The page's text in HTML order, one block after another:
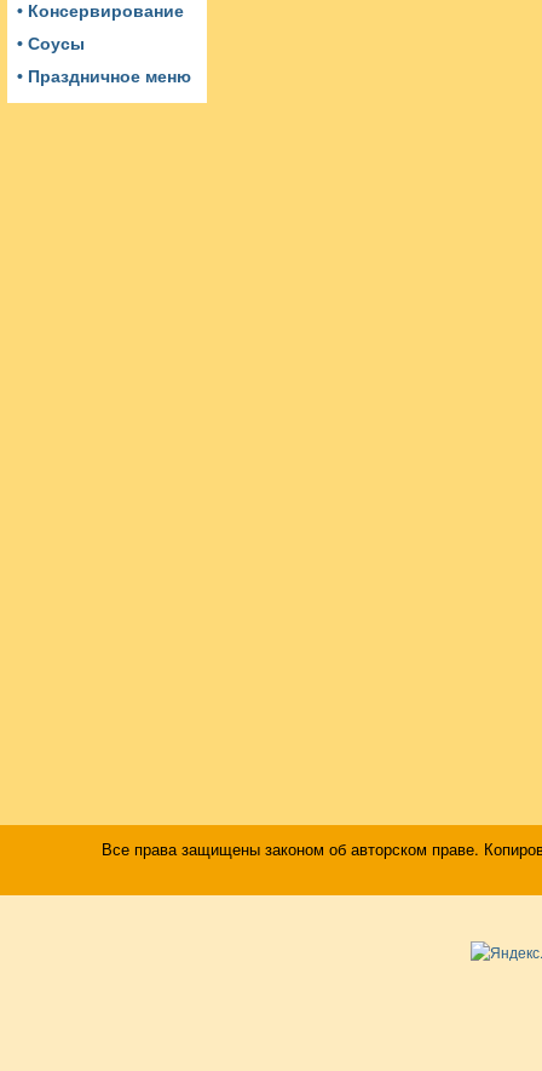
• Консервирование
• Соусы
• Праздничное меню
Все права защищены законом об авторском праве.